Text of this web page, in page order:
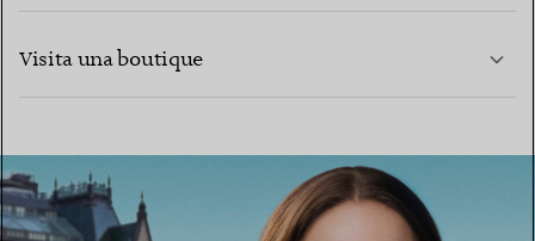
Visita una boutique
TROVA LA BOUTIQUE PIÙ VICINA A TE